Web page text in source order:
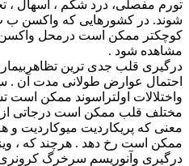
تورم مفصلی، درد شکم ، اسهال ،
شوند. در کشورهایی که واکسن ب
کوچکتر ممکن است درمحل
مشاهده شود .
درگیری قلب جدی ترین
احتمال عوارض طولانی مدت آن .
واختلالات اولتراسوند ممکن است
مختلف قلب ممکن است درجاتی از
معنی که پریکاردیت میوکاردیت و
ممکن است رخ دهد . هرچند که ،
درگیری وآنوریسم سرخرگ